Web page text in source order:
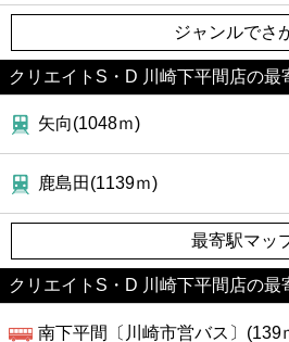
ジャンルでさ
クリエイトS・D 川崎下平間店の最
矢向(1048ｍ)
鹿島田(1139ｍ)
最寄駅マッ
クリエイトS・D 川崎下平間店の最
南下平間〔川崎市営バス〕(139